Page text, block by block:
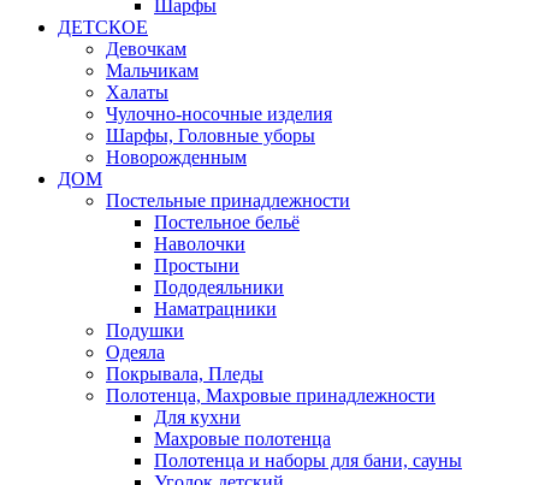
Шарфы
ДЕТСКОЕ
Девочкам
Мальчикам
Халаты
Чулочно-носочные изделия
Шарфы, Головные уборы
Новорожденным
ДОМ
Постельные принадлежности
Постельное бельё
Наволочки
Простыни
Пододеяльники
Наматрацники
Подушки
Одеяла
Покрывала, Пледы
Полотенца, Махровые принадлежности
Для кухни
Махровые полотенца
Полотенца и наборы для бани, сауны